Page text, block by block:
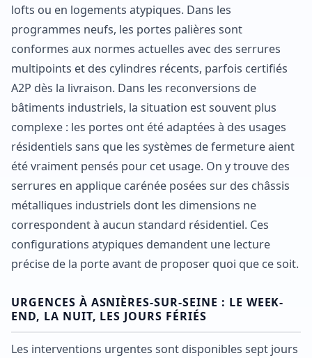
lofts ou en logements atypiques. Dans les
programmes neufs, les portes palières sont
conformes aux normes actuelles avec des serrures
multipoints et des cylindres récents, parfois certifiés
A2P dès la livraison. Dans les reconversions de
bâtiments industriels, la situation est souvent plus
complexe : les portes ont été adaptées à des usages
résidentiels sans que les systèmes de fermeture aient
été vraiment pensés pour cet usage. On y trouve des
serrures en applique carénée posées sur des châssis
métalliques industriels dont les dimensions ne
correspondent à aucun standard résidentiel. Ces
configurations atypiques demandent une lecture
précise de la porte avant de proposer quoi que ce soit.
URGENCES À ASNIÈRES-SUR-SEINE : LE WEEK-
END, LA NUIT, LES JOURS FÉRIÉS
Les interventions urgentes sont disponibles sept jours